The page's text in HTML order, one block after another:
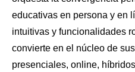
educativas en persona y en
intuitivas y funcionalidades
convierte en el núcleo de
presenciales, online,